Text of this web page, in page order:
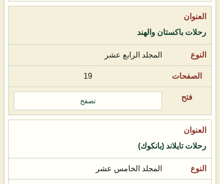
رحلات باكستان والهند
المجلد الرابع عشر
19
تصفح
رحلات تايلاند (بانكوك)
المجلد الخامس عشر